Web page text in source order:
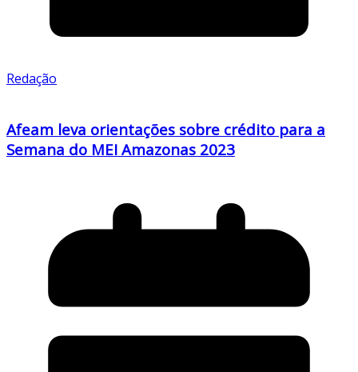
Redação
Afeam leva orientações sobre crédito para a
Semana do MEI Amazonas 2023